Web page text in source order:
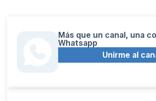
Más que un canal, una
Whatsapp
Unirme al